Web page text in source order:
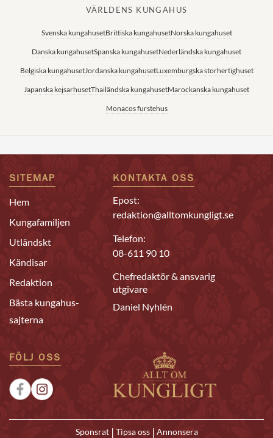
VÄRLDENS KUNGAHUS
Svenska kungahusetBrittiska kungahusetNorska kungahuset
Danska kungahusetSpanska kungahusetNederländska kungahuset
Belgiska kungahusetJordanska kungahusetLuxemburgska storhertighuset
Japanska kejsarhusetThailändska kungahusetMarockanska kungahuset
Monacos furstehus
SITEMAP
Hem
Kungafamiljen
Utländskt
Kändisar
Redaktion
Bästa kungahus-
sajterna
KONTAKTA OSS
Epost:
redaktion@alltomkungligt.se
Telefon:
08-611 90 10
Chefredaktör & ansvarig
utgivare
Daniel Nyhlén
FÖLJ OSS
Sponsrat | Tipsa oss | Annonsera